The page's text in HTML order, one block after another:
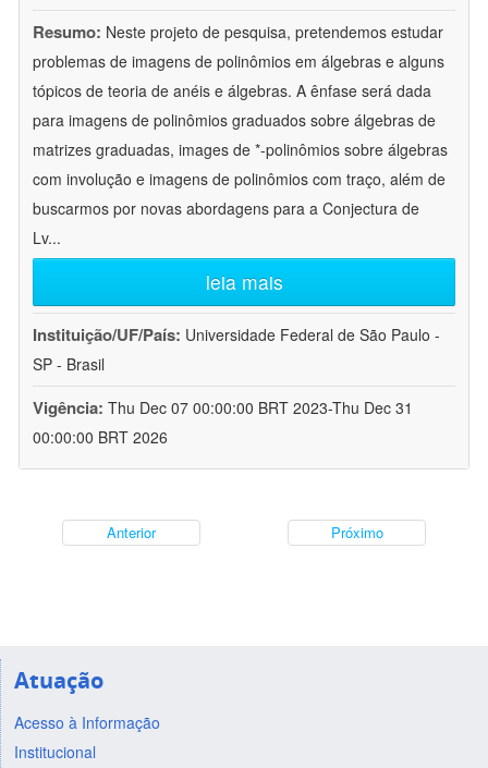
Resumo: Neste projeto de pesquisa, pretendemos estudar
problemas de imagens de polinômios em álgebras e alguns
tópicos de teoria de anéis e álgebras. A ênfase será dada
para imagens de polinômios graduados sobre álgebras de
matrizes graduadas, images de *-polinômios sobre álgebras
com involução e imagens de polinômios com traço, além de
buscarmos por novas abordagens para a Conjectura de
Lv...
leia mais
Instituição/UF/País: Universidade Federal de São Paulo -
SP - Brasil
Vigência: Thu Dec 07 00:00:00 BRT 2023-Thu Dec 31
00:00:00 BRT 2026
Anterior Próximo
Atuação
Acesso à Informação
Institucional